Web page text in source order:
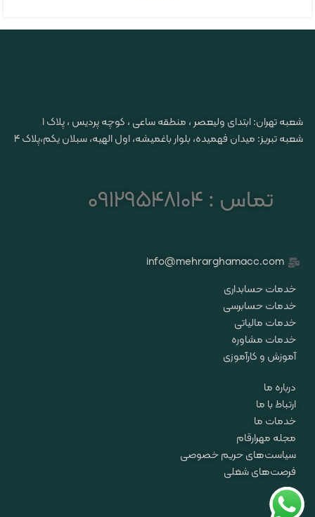
شعبه تهران: ابتدای ولیعصر ، منطقه ساعی ، کوچه پردیس ، پلاک ۱
شعبه تبریز: میدان فهمیده، بلوار باغمیشه، اول الهیه، سبلان یکم،پلاک 4
تماس : 09129548104
info@mehrarghamacc.com
خدمات حسابداری
خدمات حسابرسی
خدمات مالیاتی
خدمات مشاوره
آموزش و کارآموزی
درباره ما
ارتباط با ما
خدمات ما
مجله مهرارقام
سیاست‌های حریم خصوصی
فرصت‌های شغلی
تمامی حقوق مادی و معنوی این سایت برای «موسسه مهر ارقام محاسب» محفوظ